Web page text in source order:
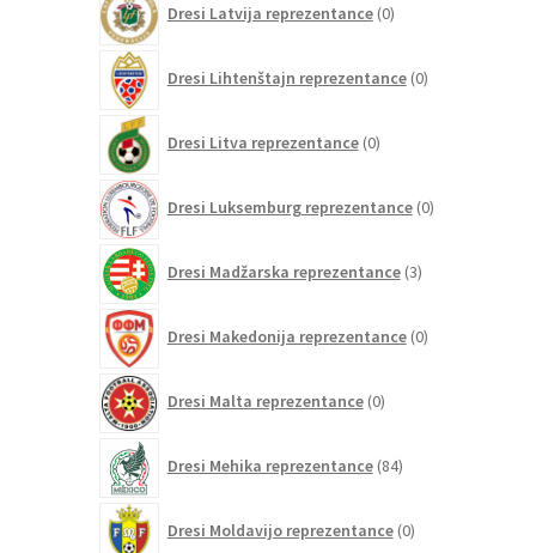
Dresi Latvija reprezentance 0izdelkov
Dresi Lihtenštajn reprezentance 0izdelkov
Dresi Litva reprezentance 0izdelkov
Dresi Luksemburg reprezentance 0izdelkov
Dresi Madžarska reprezentance 3izdelki
Dresi Makedonija reprezentance 0izdelkov
Dresi Malta reprezentance 0izdelkov
Dresi Mehika reprezentance 84izdelkov
Dresi Moldavijo reprezentance 0izdelkov